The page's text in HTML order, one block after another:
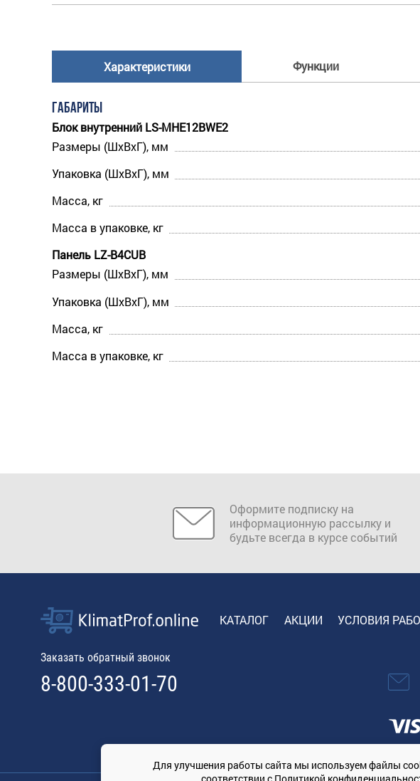
Характеристики Функции
ГАБАРИТЫ
Блок внутренний LS-MHE12BWE2
Размеры (ШхВхГ), мм
Упаковка (ШхВхГ), мм
Масса, кг
Масса в упаковке, кг
Панель LZ-B4CUB
Размеры (ШхВхГ), мм
Упаковка (ШхВхГ), мм
Масса, кг
Масса в упаковке, кг
Оформите подписку на
информационную рассылку и
будьте всегда в курсе событий
КАТАЛОГ АКЦИИ УСЛОВИЯ
Заказать обратный звонок
8-800-333-01-70
Для улучшения работы сайта мы используем файлы